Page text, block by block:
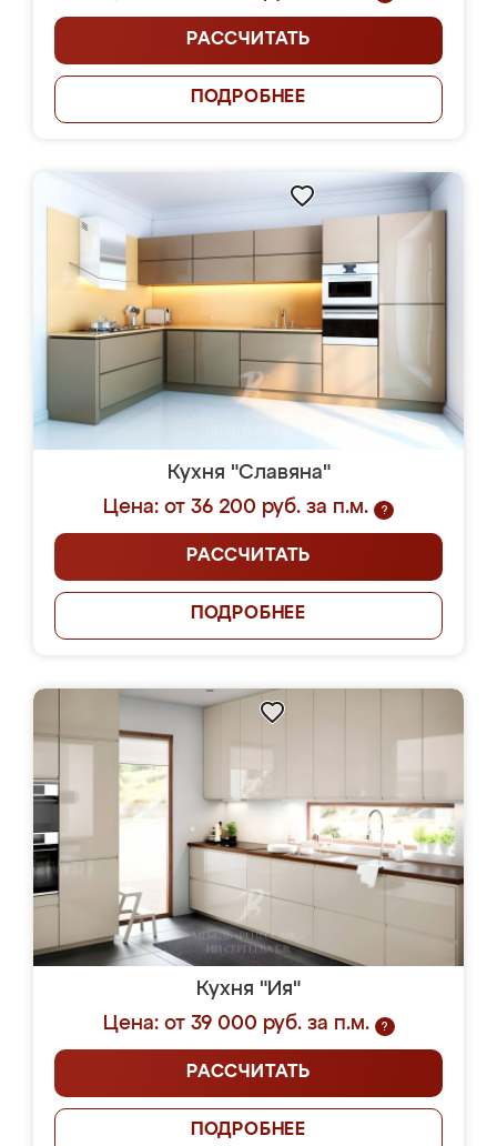
РАССЧИТАТЬ
ПОДРОБНЕЕ
Кухня "Славяна"
Цена: от 36 200 руб. за п.м.
?
РАССЧИТАТЬ
ПОДРОБНЕЕ
Кухня "Ия"
Цена: от 39 000 руб. за п.м.
?
РАССЧИТАТЬ
ПОДРОБНЕЕ